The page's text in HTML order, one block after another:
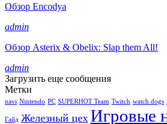
Обзор Encodya
admin
Обзор Asterix & Obelix: Slap them All!
admin
Загрузить еще сообщения
Метки
navi Nintendo PC SUPERHOT Team Twitch watch dogs
Гайд Железный цех Игровые